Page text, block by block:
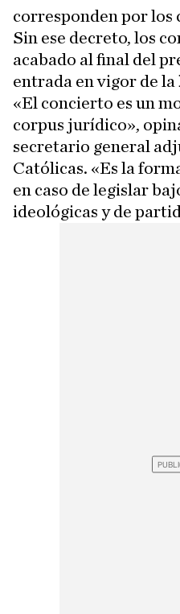
corresponden por los
Sin ese decreto, los
acabado al final del
entrada en vigor de la
«El concierto es un
corpus jurídico»,
secretario general
Católicas. «Es la
en caso de legislar
ideológicas y de